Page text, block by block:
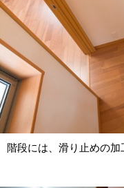
階段には、滑り止めの加